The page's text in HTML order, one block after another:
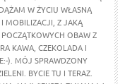
W ŻYCIU WŁASNĄ
MOBILIZACJI, Z JAKĄ
OBAW Z
KAWA, CZEKOLADA I
). MÓJ SPRAWDZONY
BYCIE TU I TERAZ.